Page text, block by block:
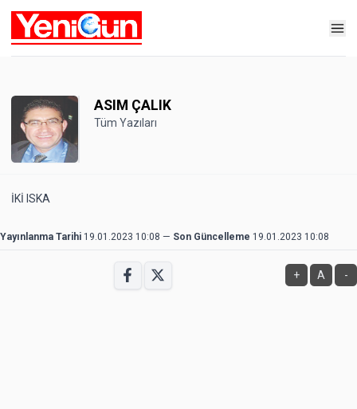
ASIM ÇALIK
Tüm Yazıları
İKİ ISKA
Yayınlanma Tarihi 19.01.2023 10:08 — Son Güncelleme 19.01.2023 10:08
+ A -